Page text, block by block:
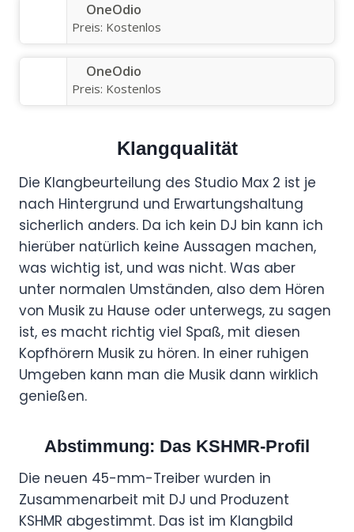
OneOdio
Preis: Kostenlos
OneOdio
Preis: Kostenlos
Klangqualität
Die Klangbeurteilung des Studio Max 2 ist je
nach Hintergrund und Erwartungshaltung
sicherlich anders. Da ich kein DJ bin kann ich
hierüber natürlich keine Aussagen machen,
was wichtig ist, und was nicht. Was aber
unter normalen Umständen, also dem Hören
von Musik zu Hause oder unterwegs, zu sagen
ist, es macht richtig viel Spaß, mit diesen
Kopfhörern Musik zu hören. In einer ruhigen
Umgeben kann man die Musik dann wirklich
genießen.
Abstimmung: Das KSHMR-Profil
Die neuen 45-mm-Treiber wurden in
Zusammenarbeit mit DJ und Produzent
KSHMR abgestimmt. Das ist im Klangbild